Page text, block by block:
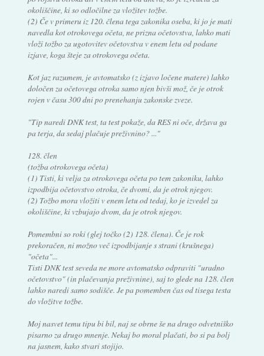
okoliščine, ki so odločilne za vložitev tožbe.
(2) Če v primeru iz 120. člena tega zakonika oseba, ki jo je mati
navedla kot otrokovega očeta, ne prizna očetovstva, lahko mati
vloži tožbo za ugotovitev očetovstva v enem letu od podane
izjave, koga šteje za otrokovega očeta.
Kot jaz razumem, je avtomatsko (z izjavo ločene matere) lahko
določen za očetovega otroka samo njen bivši mož, če je otrok
rojen v času 300 dni po prenehanju zakonske zveze.
"Tip naredi DNK test, ta test pokaže, da RES ni oče, država ga
pa terja, da sedaj plačuje preživnino? ..."
128. člen
(tožba otrokovega očeta)
(1) Tisti, ki velja za otrokovega očeta po tem zakoniku, lahko
izpodbija očetovstvo otroka, če dvomi, da je otrok njegov.
(2) Tožbo mora vložiti v enem letu od tedaj, ko je izvedel za
okoliščine, ki vzbujajo dvom, da je otrok njegov.
Pomembni so roki (glej točko (2) 128. člena). Če je rok
prekoračen, ni možno več izpodbijanje s strani (krušnega)
"očeta"...
Tisti DNK test seveda ne more avtomatsko odpraviti "uradno
očetovstvo" (in plačevanja preživnine), saj to glede na 128. člen
lahko naredi samo sodišče. Je pa pomemben čas od tisega testa
do vložitve tožbe.
Moj nasvet temu tipu bi bil, naj se obrne še na drugo odvetniško
pisarno za drugo mnenje. Nekaj bo moral plačati, bo si pa bolj
na jasnem, kako stvari stojijo.